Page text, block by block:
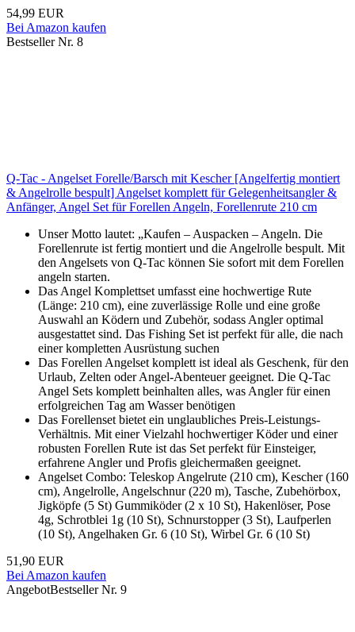
54,99 EUR
Bei Amazon kaufen
Bestseller Nr. 8
Q-Tac - Angelset Forelle/Barsch mit Kescher [Angelfertig montiert
& Angelrolle bespult] Angelset komplett für Gelegenheitsangler &
Anfänger, Angel Set für Forellen Angeln, Forellenrute 210 cm
Unser Motto lautet: „Kaufen – Auspacken – Angeln. Die
Forellenrute ist fertig montiert und die Angelrolle bespult. Mit
den Angelsets von Q-Tac können Sie sofort mit dem Forellen
angeln starten.
Das Angel Komplettset umfasst eine hochwertige Rute
(Länge: 210 cm), eine zuverlässige Rolle und eine große
Auswahl an Ködern und Zubehör, sodass Angler optimal
ausgestattet sind. Das Fishing Set ist perfekt für alle, die nach
einer kompletten Ausrüstung suchen
Das Forellen Angelset komplett ist ideal als Geschenk, für den
Urlaub, Zelten oder Angel-Abenteuer geeignet. Die Q-Tac
Angel Sets komplett beinhalten alles, was Angler für einen
erfolgreichen Tag am Wasser benötigen
Das Forellenset bietet ein unglaubliches Preis-Leistungs-
Verhältnis. Mit einer Vielzahl hochwertiger Köder und einer
robusten Forellen Rute ist das Set perfekt für Einsteiger,
erfahrene Angler und Profis gleichermaßen geeignet.
Angelset Combo: Teleskop Angelrute (210 cm), Kescher (160
cm), Angelrolle, Angelschnur (220 m), Tasche, Zubehörbox,
Jigköpfe (5 St) Gummiköder (2 x 10 St), Hakenlöser, Pose
4g, Schrotblei 1g (10 St), Schnurstopper (3 St), Laufperlen
(10 St), Angelhaken Gr. 6 (10 St), Wirbel Gr. 6 (10 St)
51,90 EUR
Bei Amazon kaufen
AngebotBestseller Nr. 9